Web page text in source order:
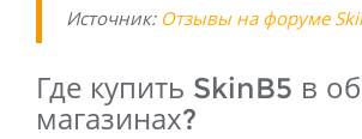
Источник: Отзывы на форуме
Где купить SkinB5 в
магазинах?